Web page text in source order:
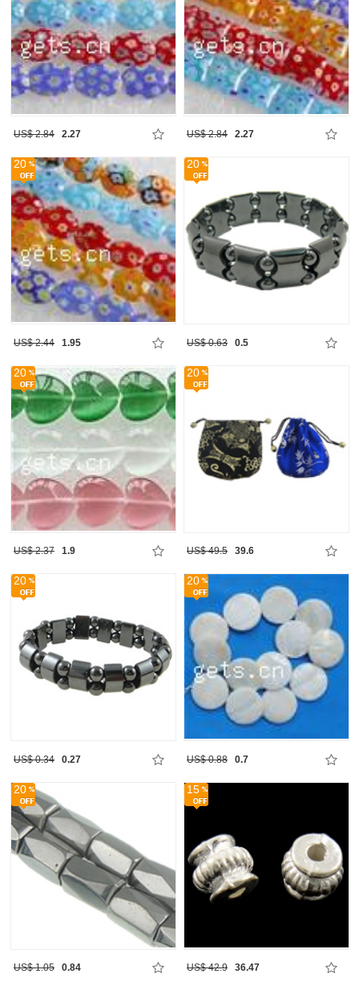
US$ 2.84 2.27 US$ 2.84 2.27
20
US$ 2.44 1.95
20
US$ 0.63 0.5
20
US$ 2.37 1.9
20
US$ 49.5 39.6
20
US$ 0.34 0.27
20
US$ 0.88 0.7
20
US$ 1.05 0.84
15
US$ 42.9 36.47